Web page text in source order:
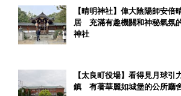
【晴明神社】偉大陰陽師安倍
居 充滿有趣機關和神秘氣氛
神社
【太良町役場】看得見月球引
鎮 有著華麗如城堡的公所廳